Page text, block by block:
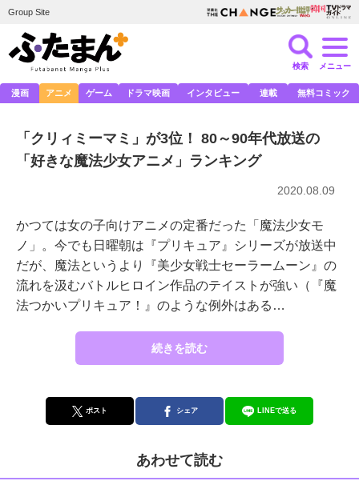
Group Site
検索 メニュー
漫画 アニメ ゲーム ドラマ映画 インタビュー 連載 無料コミック
「クリィミーマミ」が3位！ 80～90年代放送の
「好きな魔法少女アニメ」ランキング
2020.08.09
かつては女の子向けアニメの定番だった「魔法少女モ
ノ」。今でも日曜朝は『プリキュア』シリーズが放送中
だが、魔法というより『美少女戦士セーラームーン』の
流れを汲むバトルヒロイン作品のテイストが強い（『魔
法つかいプリキュア！』のような例外はある…
続きを読む
ポスト シェア LINEで送る
あわせて読む